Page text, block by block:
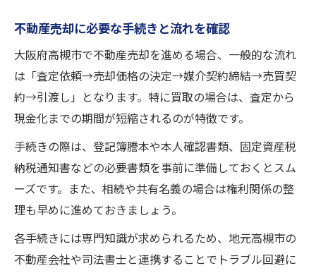
不動産売却に必要な手続きと流れを確認
大阪府高槻市で不動産売却を進める場合、一般的な流れ
は「査定依頼→売却価格の決定→媒介契約締結→売買契
約→引渡し」となります。特に買取の場合は、査定から
現金化までの期間が短縮されるのが特徴です。
手続きの際は、登記簿謄本や本人確認書類、固定資産税
納税通知書などの必要書類を事前に準備しておくとスム
ーズです。また、相続や共有名義の場合は権利関係の整
理も早めに進めておきましょう。
各手続きには専門知識が求められるため、地元高槻市の
不動産会社や司法書士と連携することでトラブル回避に